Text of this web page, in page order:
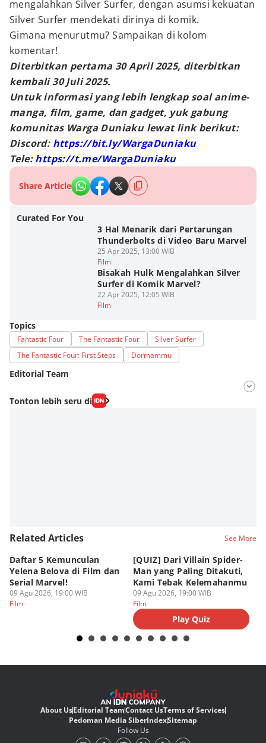
mengalahkan Silver Surfer, dengan asumsi kekuatan
Silver Surfer mendekati dirinya di komik.
Gimana menurutmu? Sampaikan di kolom
komentar!
Diterbitkan pertama 30 April 2025, diterbitkan
kembali 30 Juli 2025.
Untuk informasi yang lebih lengkap soal anime-
manga, film, game, dan gadget, yuk gabung
komunitas Warga Duniaku lewat link berikut:
Discord: https://bit.ly/WargaDuniaku
Tele:https://t.me/WargaDuniaku
Share Article
Curated For You
3 Hal Menarik dari Pertarungan
Thunderbolts di Video Baru Marvel
25 Apr 2025, 13:00 WIB
Film
Bisakah Hulk Mengalahkan Silver
Surfer di Komik Marvel?
22 Apr 2025, 12:05 WIB
Film
Topics
Fantastic Four The Fantastic Four
Silver Surfer
The Fantastic Four: First Steps
Dormammu
Editorial Team
Editor
Fahrul Razi Uni Nurullah
Tonton lebih seru di
Related Articles See More
Daftar 5 Kemunculan
Yelena Belova di Film dan
Serial Marvel!
09 Agu 2026, 19:00 WIB
Film
[QUIZ] Dari Villain Spider-
Man yang Paling Ditakuti,
Kami Tebak Kelemahanmu
09 Agu 2026, 19:00 WIB
Film
Play Quiz
About UsEditorial TeamContact UsTerms of Services
Pedoman Media SiberIndexSitemap
Follow Us